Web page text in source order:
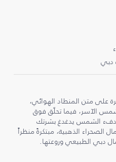
دبي
على متن المنطاد الهوائي،
الآسر، فيما تحلّق فوق
بدفء الشمس يدغدغ بشرتك
الصحراء الذهبية، مبتكرةً منظراً
دبي الطبيعي وروعتها.